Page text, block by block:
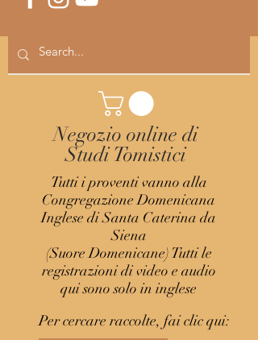
Negozio online di
Studi Tomistici
Tutti i proventi vanno alla
Congregazione Domenicana
Inglese di Santa Caterina da
Siena
(Suore Domenicane) Tutti le
registrazioni di video e audio
qui sono solo in inglese
Per cercare raccolte, fai clic qui: